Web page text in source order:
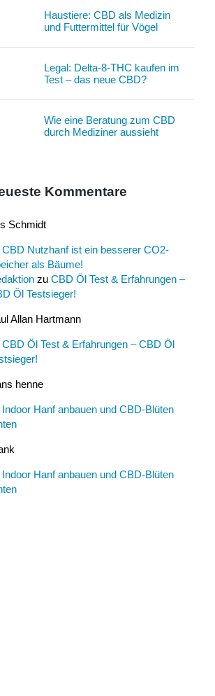
Haustiere: CBD als Medizin
und Futtermittel für Vögel
Legal: Delta-8-THC kaufen im
Test – das neue CBD?
Wie eine Beratung zum CBD
durch Mediziner aussieht
Kommentare
Schmidt
CBD Nutzhanf ist ein besserer CO2-
als Bäume!
zu CBD Öl Test & Erfahrungen –
Öl Testsieger!
Allan Hartmann
CBD Öl Test & Erfahrungen – CBD Öl
henne
Indoor Hanf anbauen und CBD-Blüten
Indoor Hanf anbauen und CBD-Blüten